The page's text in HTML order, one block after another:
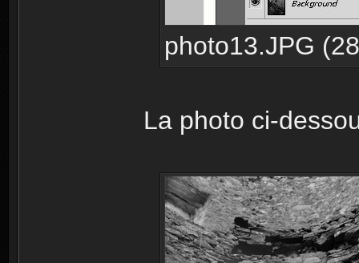
photo13.JPG
La photo ci-